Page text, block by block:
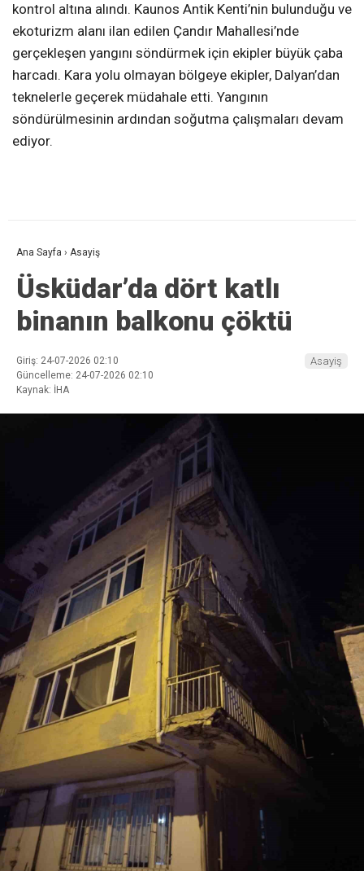
kontrol altına alındı. Kaunos Antik Kenti’nin bulunduğu ve
ekoturizm alanı ilan edilen Çandır Mahallesi’nde
gerçekleşen yangını söndürmek için ekipler büyük çaba
harcadı. Kara yolu olmayan bölgeye ekipler, Dalyan’dan
teknelerle geçerek müdahale etti. Yangının
söndürülmesinin ardından soğutma çalışmaları devam
ediyor.
Ana Sayfa › Asayiş
Üsküdar’da dört katlı
binanın balkonu çöktü
Giriş: 24-07-2026 02:10
Güncelleme: 24-07-2026 02:10
Kaynak: İHA
Asayiş